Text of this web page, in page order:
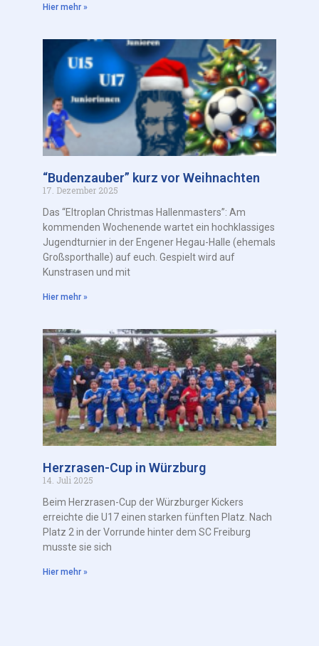
Hier mehr »
“Budenzauber” kurz vor Weihnachten
17. Dezember 2025
Das “Eltroplan Christmas Hallenmasters”: Am
kommenden Wochenende wartet ein hochklassiges
Jugendturnier in der Engener Hegau-Halle (ehemals
Großsporthalle) auf euch. Gespielt wird auf
Kunstrasen und mit
Hier mehr »
Herzrasen-Cup in Würzburg
14. Juli 2025
Beim Herzrasen-Cup der Würzburger Kickers
erreichte die U17 einen starken fünften Platz. Nach
Platz 2 in der Vorrunde hinter dem SC Freiburg
musste sie sich
Hier mehr »